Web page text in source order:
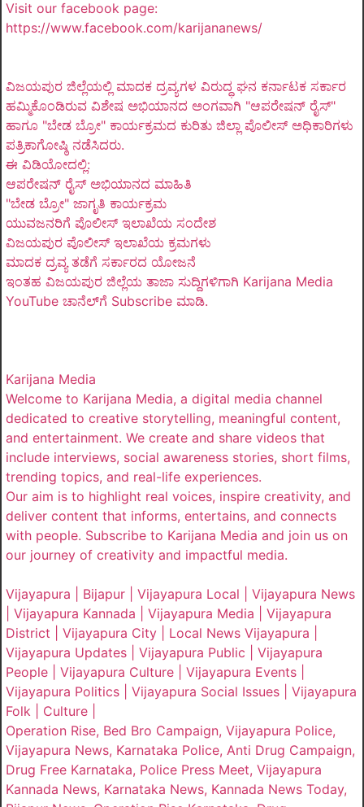
Visit our facebook page:
https://www.facebook.com/karijananews/
ವಿಜಯಪುರ ಜಿಲ್ಲೆಯಲ್ಲಿ ಮಾದಕ ದ್ರವ್ಯಗಳ ವಿರುದ್ಧ ಘನ ಕರ್ನಾಟಕ ಸರ್ಕಾರ
ಹಮ್ಮಿಕೊಂಡಿರುವ ವಿಶೇಷ ಅಭಿಯಾನದ ಅಂಗವಾಗಿ "ಆಪರೇಷನ್ ರೈಸ್"
ಹಾಗೂ "ಬೇಡ ಬ್ರೋ" ಕಾರ್ಯಕ್ರಮದ ಕುರಿತು ಜಿಲ್ಲಾ ಪೊಲೀಸ್ ಅಧಿಕಾರಿಗಳು
ಪತ್ರಿಕಾಗೋಷ್ಠಿ ನಡೆಸಿದರು.
ಈ ವಿಡಿಯೋದಲ್ಲಿ:
ಆಪರೇಷನ್ ರೈಸ್ ಅಭಿಯಾನದ ಮಾಹಿತಿ
"ಬೇಡ ಬ್ರೋ" ಜಾಗೃತಿ ಕಾರ್ಯಕ್ರಮ
ಯುವಜನರಿಗೆ ಪೊಲೀಸ್ ಇಲಾಖೆಯ ಸಂದೇಶ
ವಿಜಯಪುರ ಪೊಲೀಸ್ ಇಲಾಖೆಯ ಕ್ರಮಗಳು
ಮಾದಕ ದ್ರವ್ಯ ತಡೆಗೆ ಸರ್ಕಾರದ ಯೋಜನೆ
ಇಂತಹ ವಿಜಯಪುರ ಜಿಲ್ಲೆಯ ತಾಜಾ ಸುದ್ದಿಗಳಿಗಾಗಿ Karijana Media
YouTube ಚಾನೆಲ್‌ಗೆ Subscribe ಮಾಡಿ.
Karijana Media
Welcome to Karijana Media, a digital media channel
dedicated to creative storytelling, meaningful content,
and entertainment. We create and share videos that
include interviews, social awareness stories, short films,
trending topics, and real-life experiences.
Our aim is to highlight real voices, inspire creativity, and
deliver content that informs, entertains, and connects
with people. Subscribe to Karijana Media and join us on
our journey of creativity and impactful media.
Vijayapura | Bijapur | Vijayapura Local | Vijayapura News
| Vijayapura Kannada | Vijayapura Media | Vijayapura
District | Vijayapura City | Local News Vijayapura |
Vijayapura Updates | Vijayapura Public | Vijayapura
People | Vijayapura Culture | Vijayapura Events |
Vijayapura Politics | Vijayapura Social Issues | Vijayapura
Folk | Culture |
Operation Rise, Bed Bro Campaign, Vijayapura Police,
Vijayapura News, Karnataka Police, Anti Drug Campaign,
Drug Free Karnataka, Police Press Meet, Vijayapura
Kannada News, Karnataka News, Kannada News Today,